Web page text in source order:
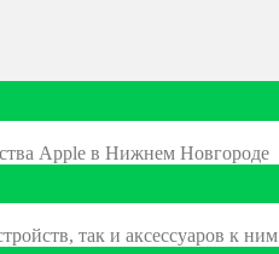
Apple в Нижнем Новгороде
так и аксессуаров к ним